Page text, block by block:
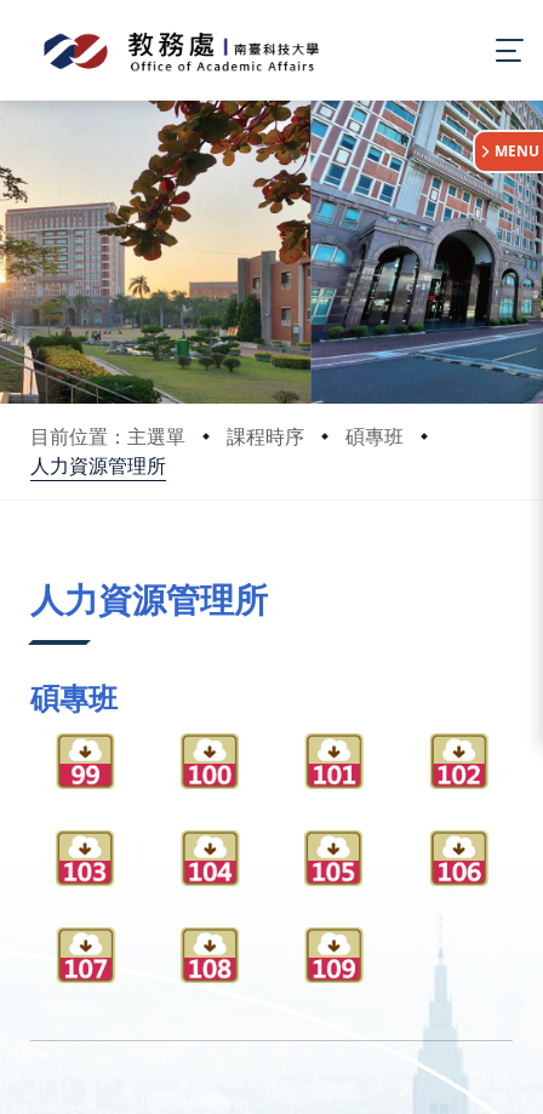
目前位置：主選單 課程時序
碩專班
人力資源管理所
:::
MENU
人力資源管理所
碩專班